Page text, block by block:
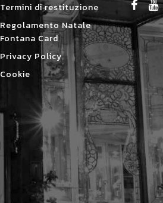
Termini di restituzione
Regolamento Natale
Fontana Card
Privacy Policy
Cookie